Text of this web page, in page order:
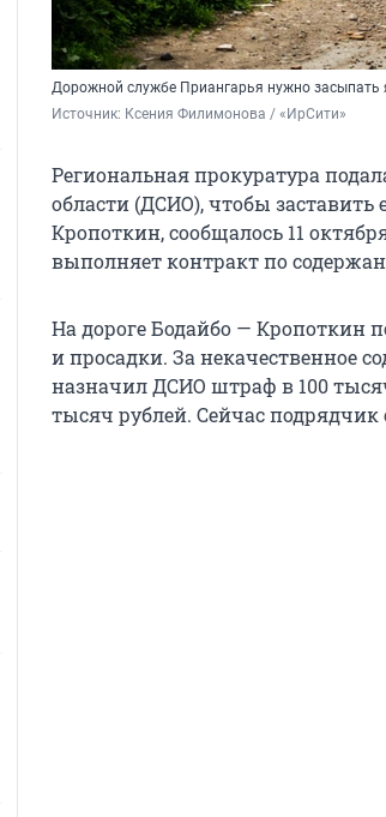
Дорожной службе Приангарья нужно засыпать
Источник: Ксения Филимонова / «ИрСити»
Региональная прокуратура
области (ДСИО), чтобы
Кропоткин, сообщалось 11
выполняет контракт по
На дороге Бодайбо — Кропоткин
и просадки. За некачественное
назначил ДСИО штраф в 100
тысяч рублей. Сейчас